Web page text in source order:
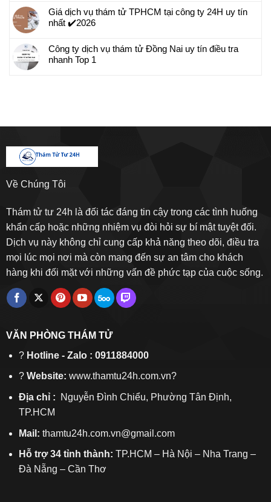
Giá dịch vụ thám tử TPHCM tại công ty 24H uy tín
nhất ✔️2026
Công ty dịch vụ thám tử Đồng Nai uy tín điều tra
nhanh Top 1
Về Chúng Tôi
Thám tử tư 24h là đối tác đáng tin cậy trong các tình huống
khẩn cấp hoặc những nhiệm vụ đòi hỏi sự bí mật tuyệt đối.
Dịch vụ này không chỉ cung cấp khả năng theo dõi, điều tra
mọi lúc mọi nơi mà còn mang đến sự an tâm cho khách
hàng khi đối mặt với những vấn đề phức tạp của cuộc sống.
VĂN PHÒNG THÁM TỬ
? Hotline - Zalo : 0911884000
? Website: www.thamtu24h.com.vn?
Địa chỉ :
Nguyễn Đình Chiểu, Phường Tân Định,
TP.HCM
Mail: thamtu24h.com.vn@gmail.com
Hỗ trợ 34 tỉnh thành: TP.HCM – Hà Nội – Nha Trang –
Đà Nẵng – Cần Thơ